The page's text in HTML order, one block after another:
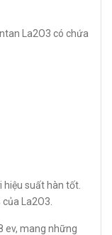
La2O3 có chứa
hiệu suất hàn tốt.
La2O3.
ev, mang những